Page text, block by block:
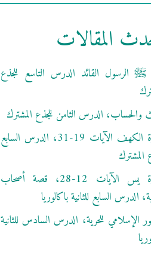
المقالات
ﷺ الرسول القائد الدرس التاسع للجذع
والحساب، الدرس الثامن للجذع المشترك
سورة الكهف الآيات 19-31، الدرس السابع
المشترك
سورة يس الآيات 12-28، قصة أصحاب
الدرس السابع للثانية باكالوريا
الإسلامي للحرية، الدرس السادس للثانية